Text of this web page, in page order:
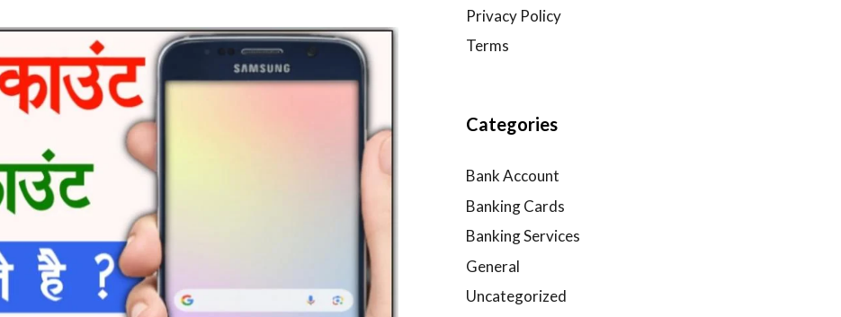
Privacy Policy
Terms
Categories
Bank Account
Banking Cards
Banking Services
General
Uncategorized